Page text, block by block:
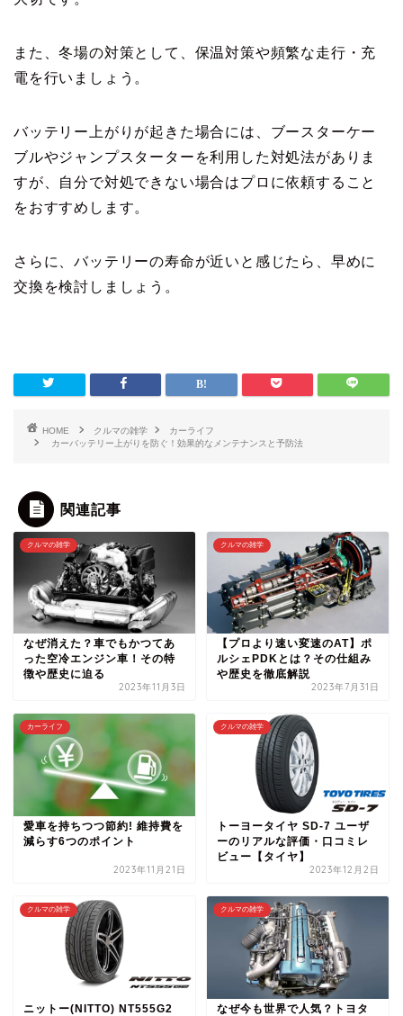
また、冬場の対策として、保温対策や頻繁な走行・充
電を行いましょう。
バッテリー上がりが起きた場合には、ブースターケー
ブルやジャンプスターターを利用した対処法がありま
すが、自分で対処できない場合はプロに依頼すること
をおすすめします。
さらに、バッテリーの寿命が近いと感じたら、早めに
交換を検討しましょう。
HOME クルマの雑学
カーライフ
カーバッテリー上がりを防ぐ！効果的なメンテナンスと予防法
関連記事
クルマの雑学
なぜ消えた？車でもかつてあ
った空冷エンジン車！その特
徴や歴史に迫る
2023年11月3日
クルマの雑学
【プロより速い変速のAT】ポ
ルシェPDKとは？その仕組み
や歴史を徹底解説
2023年7月31日
カーライフ
愛車を持ちつつ節約! 維持費を
減らす6つのポイント
2023年11月21日
クルマの雑学
トーヨータイヤ SD-7 ユーザ
ーのリアルな評価・口コミレ
ビュー【タイヤ】
2023年12月2日
クルマの雑学
ニットー(NITTO) NT555G2
クルマの雑学
なぜ今も世界で人気？トヨタ